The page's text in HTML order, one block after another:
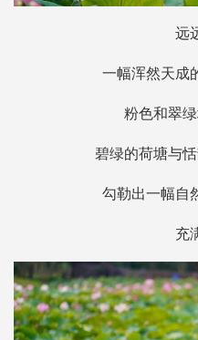
远
一幅浑然天成
粉色和翠
碧绿的荷塘与
勾勒出一幅自
充